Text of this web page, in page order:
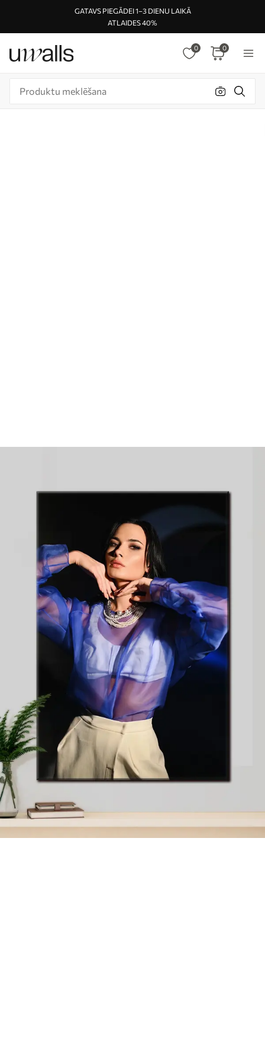
GATAVS PIEGĀDEI 1–3 DIENU LAIKĀ
ATLAIDES 40%
0 0